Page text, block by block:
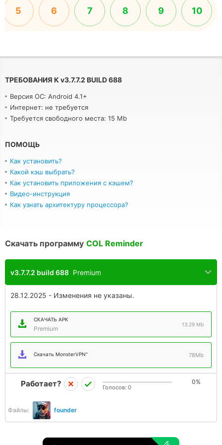
5 6 7 8 9 10
ТРЕБОВАНИЯ К v3.7.7.2 BUILD 688
Версия ОС: Android 4.1+
Интернет: не требуется
Требуется свободного места: 15 Mb
ПОМОЩЬ
Как установить?
Какой кэш выбрать?
Как установить приложения с кэшем?
Видео-инструкция
Как узнать архитектуру процессора?
Скачать программу COL Reminder
v3.7.7.2 build 688 Premium
28.12.2025 - Изменения не указаны.
СКАЧАТЬ APK
Premium
13.29 Mb
Скачать MonsterVPN" 78Mb
Файлы: founder
Работает? 0%
Голосов: 0